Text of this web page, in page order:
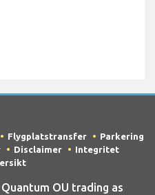
Flygplatstransfer
Parkering
Disclaimer
Integritet
OU trading as